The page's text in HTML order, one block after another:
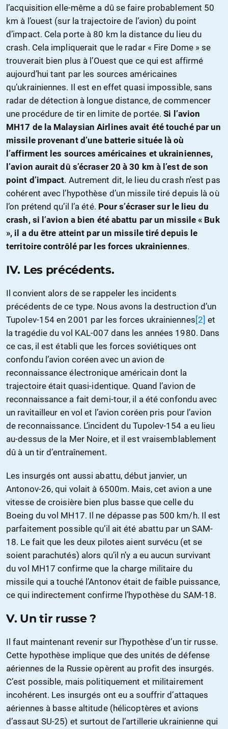
l’acquisition elle-même a dû se faire probablement 50
km à l’ouest (sur la trajectoire de l’avion) du point
d’impact. Cela porte à 80 km la distance du lieu du
crash. Cela impliquerait que le radar « Fire Dome » se
trouverait bien plus à l’Ouest que ce qui est affirmé
aujourd’hui tant par les sources américaines
qu’ukrainiennes. Il est en effet quasi impossible, sans
radar de détection à longue distance, de commencer
une procédure de tir en limite de portée.Si l’avion
MH17 de la Malaysian Airlines avait été touché par un
missile provenant d’une batterie située là où
l’affirment les sources américaines et ukrainiennes,
l’avion aurait dû s’écraser 20 à 30 km à l’est de son
point d’impact. Autrement dit, le lieu du crash n’est pas
cohérent avec l’hypothèse d’un missile tiré depuis là où
l’on prétend qu’il l’a été. Pour s’écraser sur le lieu du
crash, si l’avion a bien été abattu par un missile « Buk
», il a du être atteint par un missile tiré depuis le
territoire contrôlé par les forces ukrainiennes.
IV. Les précédents.
Il convient alors de se rappeler les incidents
précédents de ce type. Nous avons la destruction d’un
Tupolev-154 en 2001 par les forces ukrainiennes [2] et
la tragédie du vol KAL-007 dans les années 1980. Dans
ce cas, il est établi que les forces soviétiques ont
confondu l’avion coréen avec un avion de
reconnaissance électronique américain dont la
trajectoire était quasi-identique. Quand l’avion de
reconnaissance a fait demi-tour, il a été confondu avec
un ravitailleur en vol et l’avion coréen pris pour l’avion
de reconnaissance. L’incident du Tupolev-154 a eu lieu
au-dessus de la Mer Noire, et il est vraisemblablement
dû à un tir d’entraînement.
Les insurgés ont aussi abattu, début janvier, un
Antonov-26, qui volait à 6500m. Mais, cet avion a une
vitesse de croisière bien plus basse que celle du
Boeing du vol MH17. Il ne dépasse pas 500 km/h. Il est
parfaitement possible qu’il ait été abattu par un SAM-
18. Le fait que les deux pilotes aient survécu (et se
soient parachutés) alors qu’il n’y a eu aucun survivant
du vol MH17 confirme que la charge militaire du
missile qui a touché l’Antonov était de faible puissance,
ce qui indirectement confirme l’hypothèse du SAM-18.
V. Un tir russe ?
Il faut maintenant revenir sur l’hypothèse d’un tir russe.
Cette hypothèse implique que des unités de défense
aériennes de la Russie opèrent au profit des insurgés.
C’est possible, mais politiquement et militairement
incohérent. Les insurgés ont eu a souffrir d’attaques
aériennes à basse altitude (hélicoptères et avions
d’assaut SU-25) et surtout de l’artillerie ukrainienne qui